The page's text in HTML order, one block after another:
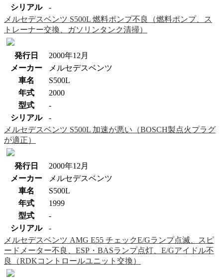
シリアル
-
メルセデスベンツ S500L 燃料ポンプ不良（燃料ポンプ、ス
トレーナー交換、ガソリンタンク清掃）
発行日
2000年12月
メーカー
メルセデスベンツ
車名
S500L
年式
2000
型式
-
シリアル
-
メルセデスベンツ S500L 加速が悪い（BOSCH製点火プラグ
が適正）
発行日
2000年12月
メーカー
メルセデスベンツ
車名
S500L
年式
1999
型式
-
シリアル
-
メルセデスベンツ AMG E55 チェックE/Gランプ点滅、スピ
ードメーター不良、ESP・BASランプ点灯、E/Gアイドル不
良（RDKコントロールユニット交換）